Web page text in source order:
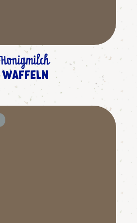
Honigmilch
WAFFELN